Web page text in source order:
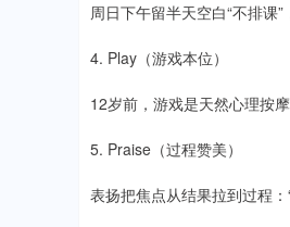
周日下午留半天空白“不排课
4. Play（游戏本位）
12岁前，游戏是天然心理按
5. Praise（过程赞美）
表扬把焦点从结果拉到过程